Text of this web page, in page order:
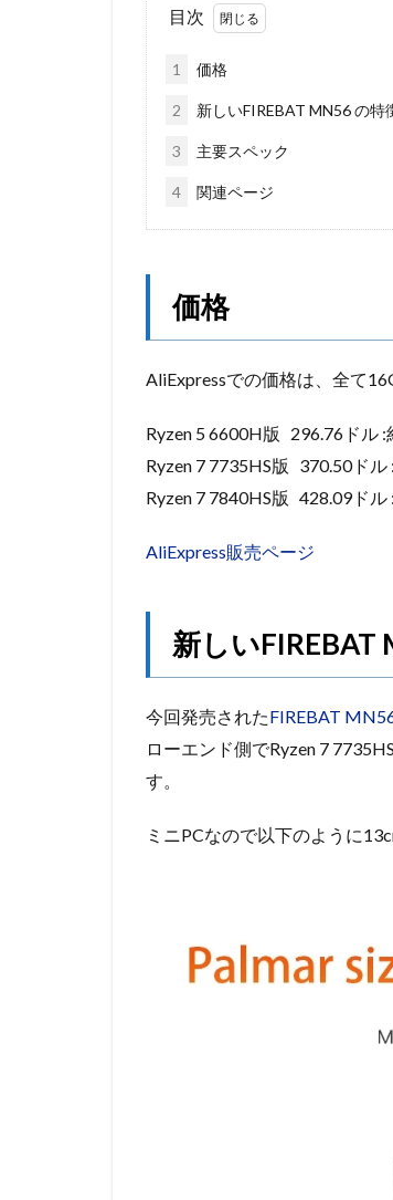
目次
1 価格
2 新しいFIREBAT MN56 の特
3 主要スペック
4 関連ページ
価格
AliExpressでの価格は、全て
Ryzen 5 6600H版 296.76ドル :
Ryzen 7 7735HS版 370.50ドル
Ryzen 7 7840HS版 428.09ドル
AliExpress販売ページ
新しいFIREBAT
今回発売されたFIREBAT
ローエンド側でRyzen 7
す。
ミニPCなので以下のように